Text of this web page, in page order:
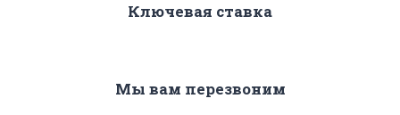
Ключевая ставка
Мы вам перезвоним